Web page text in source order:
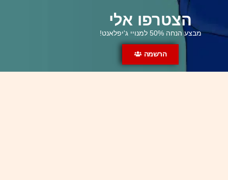
הצטרפו אלי
מבצע הנחה 50% למנויי ג'יפלאנט!
הרשמה